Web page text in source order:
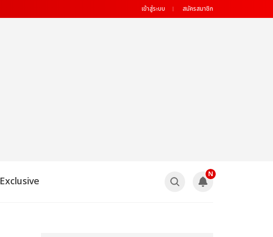
เข้าสู่ระบบ สมัครสมาชิก
Exclusive
N